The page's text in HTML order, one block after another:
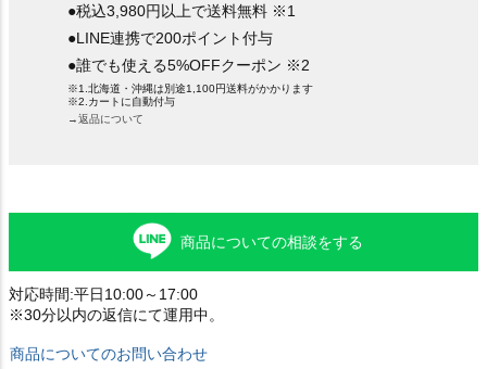
●税込3,980円以上で送料無料 ※1
●LINE連携で200ポイント付与
●誰でも使える5%OFFクーポン ※2
※1.北海道・沖縄は別途1,100円送料がかかります
※2.カートに自動付与
→返品について
商品についての相談をする
対応時間:平日10:00～17:00
※30分以内の返信にて運用中。
商品についてのお問い合わせ